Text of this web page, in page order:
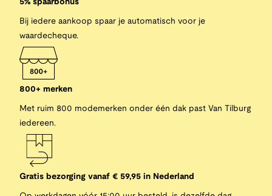
5% spaarbonus
Bij iedere aankoop spaar je automatisch voor je
waardecheque.
800+ merken
Met ruim 800 modemerken onder één dak past Van Tilburg
iedereen.
Gratis bezorging vanaf € 59,95 in Nederland